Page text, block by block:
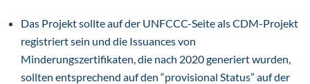
Das Projekt sollte auf der UNFCCC-Seite als CDM-Projekt
registriert sein und die Issuances von
Minderungszertifikaten, die nach 2020 generiert wurden,
sollten entsprechend auf den “provisional Status” auf der